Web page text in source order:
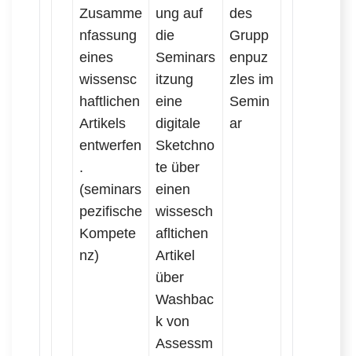
Zusamme
nfassung
eines
wissensc
haftlichen
Artikels
entwerfen
.
(seminars
pezifische
Kompete
nz)
ung auf
die
Seminars
itzung
eine
digitale
Sketchno
te über
einen
wissesch
afltichen
Artikel
über
Washbac
k von
Assessm
des
Grupp
enpuz
zles im
Semin
ar